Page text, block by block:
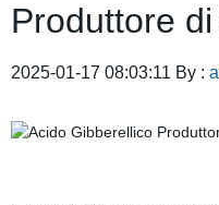
Produttore
2025-01-17 08:03:11 By :